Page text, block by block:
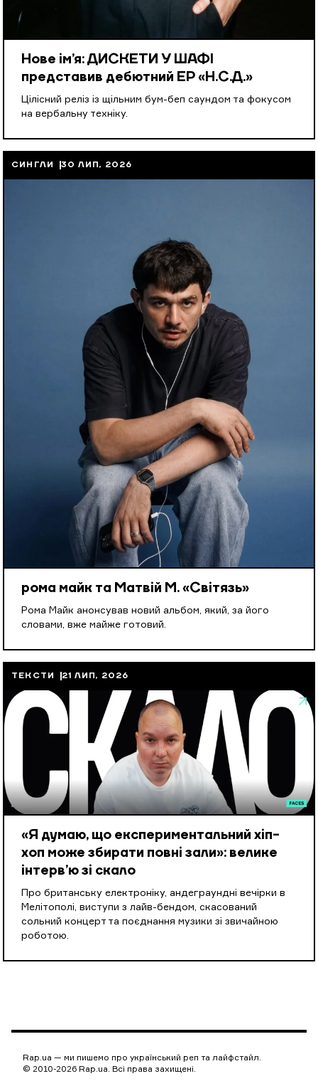
Нове ім’я: ДИСКЕТИ У ШАФІ
представив дебютний EP «Н.С.Д.»
Цілісний реліз із щільним бум-беп саундом та фокусом
на вербальну техніку.
СИНГЛИ 30 ЛИП, 2026
рома майк та Матвій М. «Світязь»
Рома Майк анонсував новий альбом, який, за його
словами, вже майже готовий.
ТЕКСТИ 21 ЛИП, 2026
«Я думаю, що експериментальний хіп-
хоп може збирати повні зали»: велике
інтерв’ю зі скало
Про британську електроніку, андеграундні вечірки в
Мелітополі, виступи з лайв-бендом, скасований
сольний концерт та поєднання музики зі звичайною
роботою.
Rap.ua — ми пишемо про український реп та лайфстайл.
© 2010-2026 Rap.ua. Всі права захищені.